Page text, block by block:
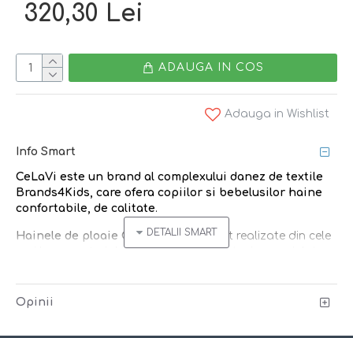
320,30 Lei
ADAUGA IN COS
Adauga in Wishlist
Info Smart
CeLaVi este un brand al complexului danez de textile
Brands4Kids, care ofera copiilor si bebelusilor haine
confortabile, de calitate.
Hainele de ploaie CeLaVi din PUsunt realizate din cele
mai bune materialeeco-friendly,non-toxice, reciclate
Hainuteleimpermeabile, usoare, foarte moi, protejeaza
impotriva frigului, umezelii si a vantului.
Opinii